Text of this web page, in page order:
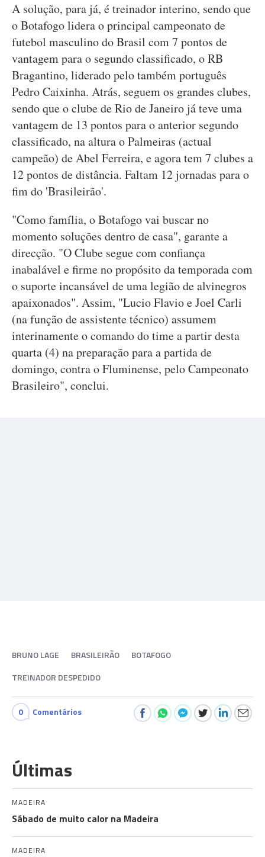
A solução, para já, é treinador interino, sendo que
o Botafogo lidera o principal campeonato de
futebol masculino do Brasil com 7 pontos de
vantagem para o segundo classificado, o RB
Bragantino, liderado pelo também português
Pedro Caixinha. Atrás, seguem os grandes clubes,
sendo que o clube de Rio de Janeiro já teve uma
vantagem de 13 pontos para o anterior segundo
classificado, na altura o Palmeiras (actual
campeão) de Abel Ferreira, e agora tem 7 clubes a
12 pontos de distância. Faltam 12 jornadas para o
fim do 'Brasileirão'.
"Como família, o Botafogo vai buscar no
momento soluções dentro de casa", garante a
direcção. "O Clube segue com confiança
inabalável e firme no propósito da temporada com
o suporte incansável de uma legião de alvinegros
apaixonados". Assim, "Lucio Flavio e Joel Carli
(na função de assistente técnico) assumem
interinamente o comando do time a partir desta
quarta (4) na preparação para a partida de
domingo, contra o Fluminense, pelo Campeonato
Brasileiro", conclui.
BRUNO LAGE BRASILEIRÃO
BOTAFOGO
TREINADOR DESPEDIDO
0 Comentários
Últimas
MADEIRA
Sábado de muito calor na Madeira
MADEIRA